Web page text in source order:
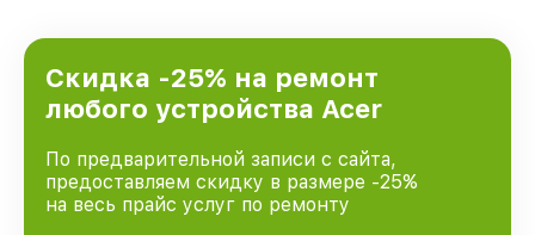
Скидка -25% на ремонт
любого устройства Acer
По предварительной записи с сайта,
предоставляем скидку в размере -25%
на весь прайс услуг по ремонту